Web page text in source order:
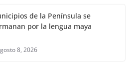
de la Península se
por la lengua maya
8, 2026